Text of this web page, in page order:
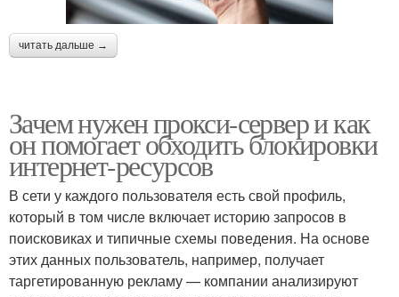
читать дальше →
Зачем нужен прокси-сервер и как
он помогает обходить блокировки
интернет-ресурсов
В сети у каждого пользователя есть свой профиль,
который в том числе включает историю запросов в
поисковиках и типичные схемы поведения. На основе
этих данных пользователь, например, получает
таргетированную рекламу — компании анализируют